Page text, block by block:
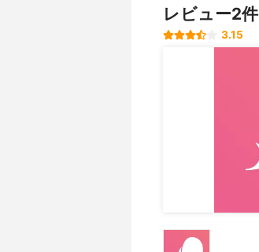
レビュー2件
3.15